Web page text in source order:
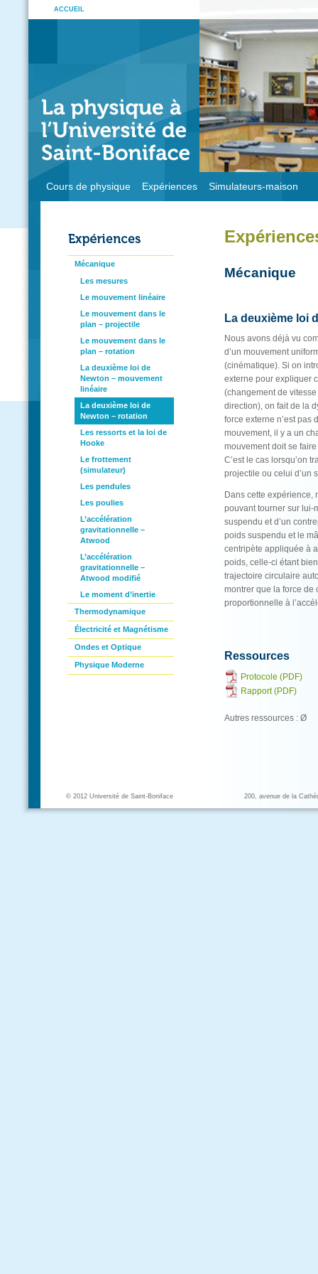
ACCUEIL
Cours de physique Expériences Simulateurs-maison
Mécanique
La deuxième loi
Nous avons déjà vu
d’un mouvement
(cinématique). Si on
externe pour expliquer
(changement de
direction), on fait de la
force externe n’est pas
mouvement, il y a un
mouvement doit se
C’est le cas lorsqu’on
projectile ou celui d’un
Dans cette expérience,
pouvant tourner sur lui-
suspendu et d’un
poids suspendu et le
centripète appliquée à
poids, celle-ci étant
trajectoire circulaire
montrer que la force de
proportionnelle à
Ressources
Protocole (PDF)
Rapport (PDF)
Autres ressources : Ø
Mécanique
Les mesures
Le mouvement linéaire
Le mouvement dans le
plan – projectile
Le mouvement dans le
plan – rotation
La deuxième loi de
Newton – mouvement
linéaire
La deuxième loi de
Newton – rotation
Les ressorts et la loi de
Hooke
Le frottement
(simulateur)
Les pendules
Les poulies
L’accélération
gravitationnelle –
Atwood
L’accélération
gravitationnelle –
Atwood modifié
Le moment d’inertie
Thermodynamique
Électricité et Magnétisme
Ondes et Optique
Physique Moderne
© 2012 Université de Saint-Boniface 200, avenue de la